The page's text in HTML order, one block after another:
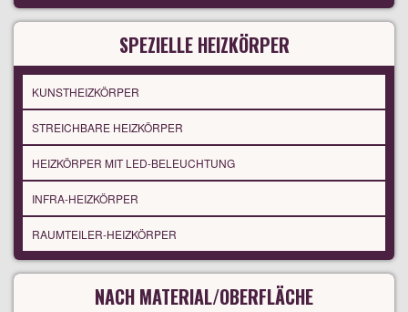
SPEZIELLE HEIZKÖRPER
KUNSTHEIZKÖRPER
STREICHBARE HEIZKÖRPER
HEIZKÖRPER MIT LED-BELEUCHTUNG
INFRA-HEIZKÖRPER
RAUMTEILER-HEIZKÖRPER
NACH MATERIAL/OBERFLÄCHE